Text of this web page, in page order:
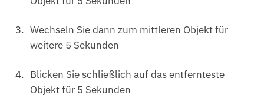
Wechseln Sie dann zum mittleren Objekt für
weitere 5 Sekunden
Blicken Sie schließlich auf das entfernteste
Objekt für 5 Sekunden